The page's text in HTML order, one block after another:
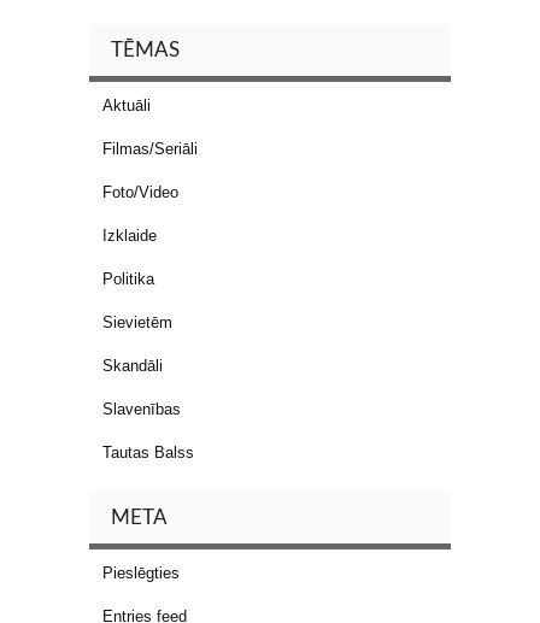
TĒMAS
Aktuāli
Filmas/Seriāli
Foto/Video
Izklaide
Politika
Sievietēm
Skandāli
Slavenības
Tautas Balss
META
Pieslēgties
Entries feed